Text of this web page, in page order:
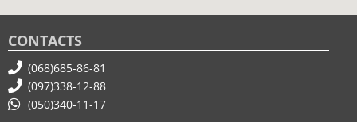
CONTACTS
(068)685-86-81
(097)338-12-88
(050)340-11-17